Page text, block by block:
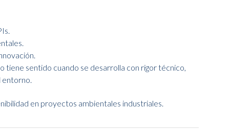
tiene sentido cuando se desarrolla con rigor técnico,
entorno.
en proyectos ambientales industriales.